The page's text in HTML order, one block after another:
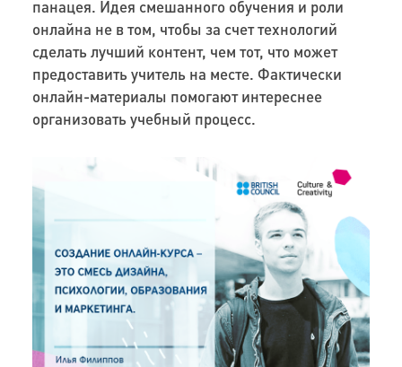
панацея. Идея смешанного обучения и роли
онлайна не в том, чтобы за счет технологий
сделать лучший контент, чем тот, что может
предоставить учитель на месте. Фактически
онлайн-материалы помогают интереснее
организовать учебный процесс.